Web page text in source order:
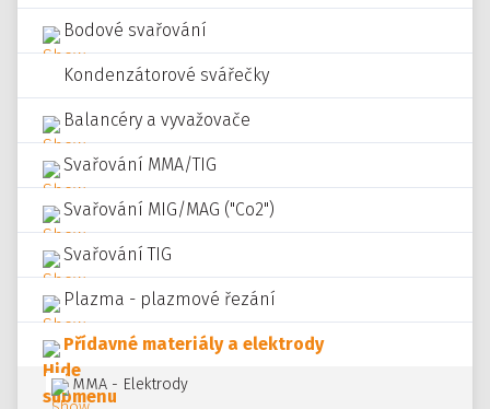
Bodové svařování
Kondenzátorové svářečky
Balancéry a vyvažovače
Svařování MMA/TIG
Svařování MIG/MAG ("Co2")
Svařování TIG
Plazma - plazmové řezání
Přídavné materiály a elektrody
MMA - Elektrody